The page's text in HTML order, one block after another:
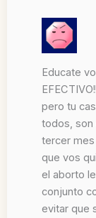
Educate
pero tu
todos, son
tercer
que vos
el aborto
conjunto
evitar que